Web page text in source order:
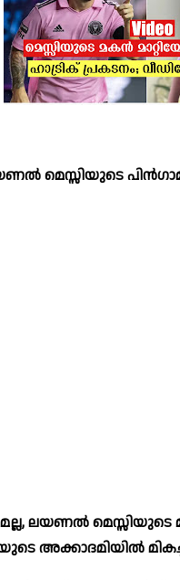
മെസ്സിയുടെ
ലയണൽ മെസ്സിയുടെ
അക്കാദമിയിൽ